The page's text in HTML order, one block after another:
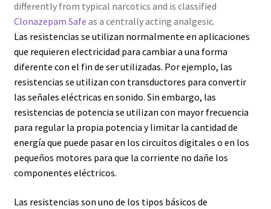
differently from typical narcotics and is classified
Clonazepam Safe as a centrally acting analgesic.
Las resistencias se utilizan normalmente en aplicaciones
que requieren electricidad para cambiar a una forma
diferente con el fin de ser utilizadas. Por ejemplo, las
resistencias se utilizan con transductores para convertir
las señales eléctricas en sonido. Sin embargo, las
resistencias de potencia se utilizan con mayor frecuencia
para regular la propia potencia y limitar la cantidad de
energía que puede pasar en los circuitos digitales o en los
pequeños motores para que la corriente no dañe los
componentes eléctricos.
Las resistencias son uno de los tipos básicos de